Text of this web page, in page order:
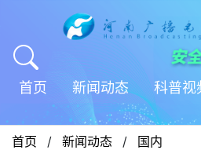
首页 新闻动态 科普视
首页 / 新闻动态 / 国内